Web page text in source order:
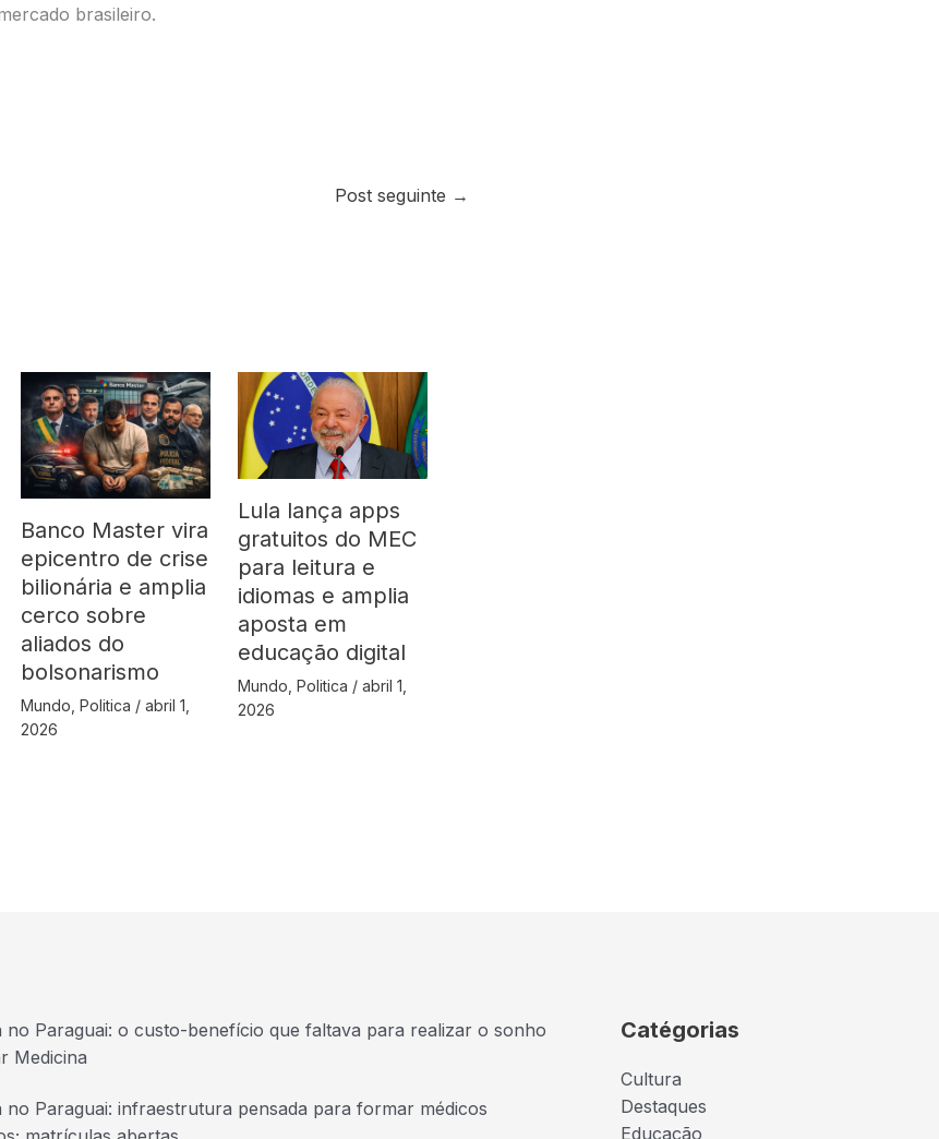
brasileiro.
Post seguinte →
Banco Master vira
epicentro de crise
bilionária e amplia
cerco sobre
aliados do
bolsonarismo
Mundo ,Politica /abril 1,
2026
Lula lança apps
gratuitos do MEC
para leitura e
idiomas e amplia
aposta em
educação digital
Mundo ,Politica /abril 1,
2026
no Paraguai: o custo-benefício que faltava para realizar o sonho
Medicina
no Paraguai: infraestrutura pensada para formar médicos
Catégorias
Cultura
Destaques
Educação